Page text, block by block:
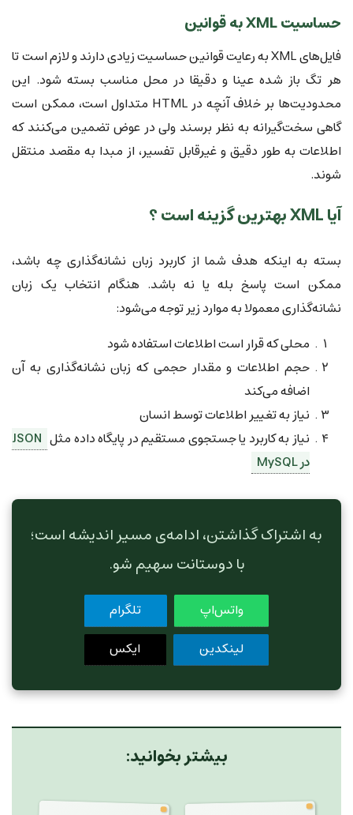
حساسیت XML به قوانین
فایل‌های XML به رعایت قوانین حساسیت زیادی دارند و لازم است تا
هر تگ باز شده عینا و دقیقا در محل مناسب بسته شود. این
محدودیت‌ها بر خلاف آنچه در HTML متداول است، ممکن است
گاهی سخت‌گیرانه به نظر برسند ولی در عوض تضمین می‌کنند که
اطلاعات به طور دقیق و غیرقابل تفسیر، از مبدا به مقصد منتقل
شوند.
آیا XML بهترین گزینه است ؟
بسته به اینکه هدف شما از کاربرد زبان نشانه‌گذاری چه باشد،
ممکن است پاسخ بله یا نه باشد. هنگام انتخاب یک زبان
نشانه‌گذاری معمولا به موارد زیر توجه می‌شود:
محلی که قرار است اطلاعات استفاده شود
حجم اطلاعات و مقدار حجمی که زبان نشانه‌گذاری به آن
اضافه می‌کند
نیاز به تغییر اطلاعات توسط انسان
نیاز به کاربرد یا جستجوی مستقیم در پایگاه داده مثل JSON
در MySQL
به اشتراک گذاشتن، ادامه‌ی مسیر اندیشه است؛
با دوستانت سهیم شو.
واتس‌اپ
تلگرام
لینکدین
ایکس
بیشتر بخوانید: